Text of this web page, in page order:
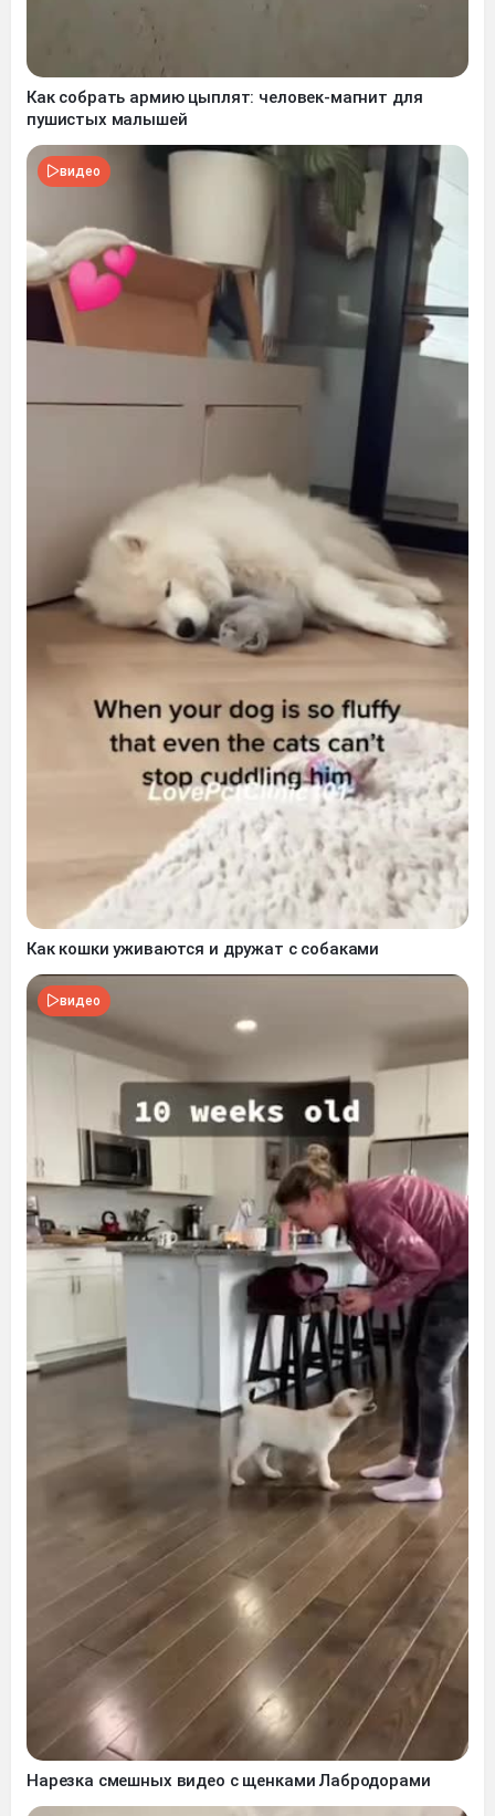
Как собрать армию цыплят: человек-магнит для
пушистых малышей
видео
Как кошки уживаются и дружат с собаками
видео
Нарезка смешных видео с щенками Лабродорами